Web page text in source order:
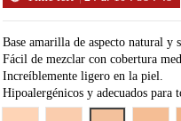
Base amarilla de aspecto natural y
Fácil de mezclar con cobertura
Increíblemente ligero en la piel.
Hipoalergénicos y adecuados para